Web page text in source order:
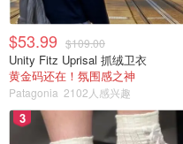
$53.99 $109.00
Unity Fitz Uprisal 抓绒卫衣
黄金码还在！氛围感之神
Patagonia 2102人感兴趣
3